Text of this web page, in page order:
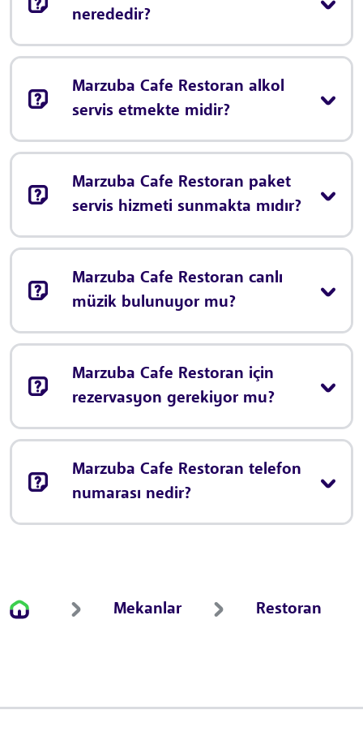
nerededir?
Marzuba Cafe Restoran alkol
servis etmekte midir?
Marzuba Cafe Restoran paket
servis hizmeti sunmakta mıdır?
Marzuba Cafe Restoran canlı
müzik bulunuyor mu?
Marzuba Cafe Restoran için
rezervasyon gerekiyor mu?
Marzuba Cafe Restoran telefon
numarası nedir?
Mekanlar Restoran